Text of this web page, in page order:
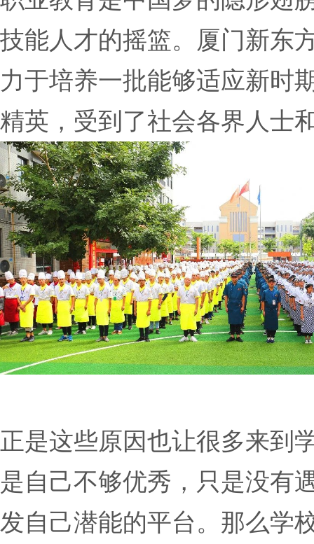
技能人才的摇篮。厦门新东
力于培养一批能够适应新时
精英，受到了社会各界人士
正是这些原因也让很多来到
是自己不够优秀，只是没有
发自己潜能的平台。那么学